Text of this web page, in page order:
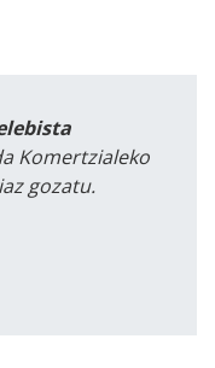
Komertzialeko
gozatu.